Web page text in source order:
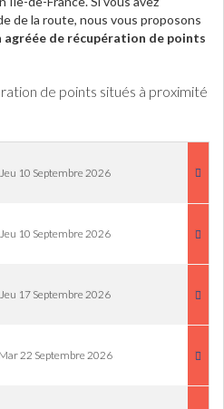
de la route, nous vous proposons
de récupération de points
de points situés à proximité
10 Septembre 2026
10 Septembre 2026
17 Septembre 2026
22 Septembre 2026